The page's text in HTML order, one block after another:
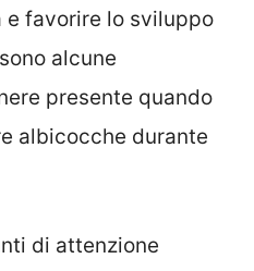
e favorire lo sviluppo
alcune
presente quando
albicocche durante
di attenzione